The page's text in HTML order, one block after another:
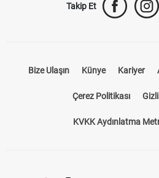
Takip Et
Bize Ulaşın Künye Kariyer
Çerez Politikası
KVKK Aydınlatma